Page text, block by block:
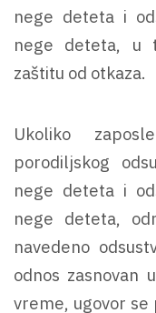
nege deteta i
nege deteta, u
zaštitu od otkaza.
Ukoliko
porodiljskog
nege deteta i
nege deteta,
navedeno
odnos zasnovan
vreme, ugovor se